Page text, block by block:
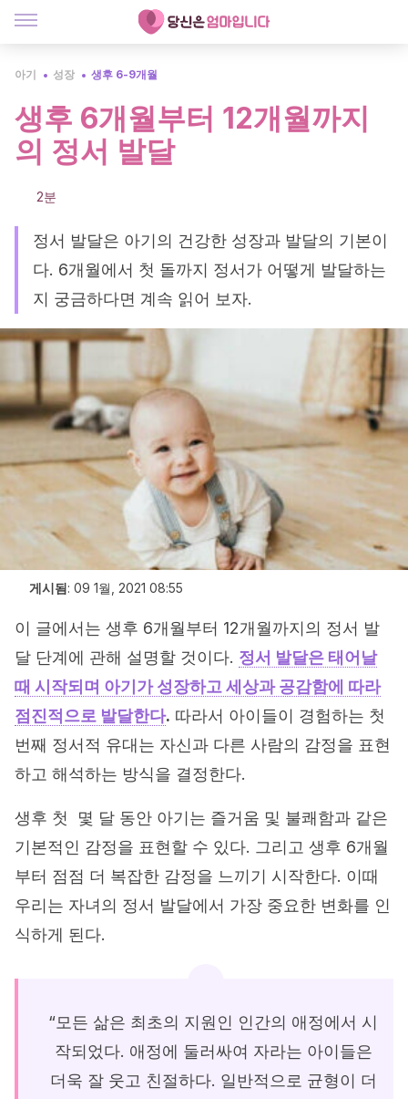
아기 성장 생후 6-9개월
생후 6개월부터 12개월까지
의 정서 발달
2분
정서 발달은 아기의 건강한 성장과 발달의 기본이
다. 6개월에서 첫 돌까지 정서가 어떻게 발달하는
지 궁금하다면 계속 읽어 보자.
게시됨: 09 1월, 2021 08:55
이 글에서는 생후 6개월부터 12개월까지의 정서 발
달 단계에 관해 설명할 것이다. 정서 발달은 태어날
때 시작되며 아기가 성장하고 세상과 공감함에 따라
점진적으로 발달한다. 따라서 아이들이 경험하는 첫
번째 정서적 유대는 자신과 다른 사람의 감정을 표현
하고 해석하는 방식을 결정한다.
생후 첫 몇 달 동안 아기는 즐거움 및 불쾌함과 같은
기본적인 감정을 표현할 수 있다. 그리고 생후 6개월
부터 점점 더 복잡한 감정을 느끼기 시작한다. 이때
우리는 자녀의 정서 발달에서 가장 중요한 변화를 인
식하게 된다.
“모든 삶은 최초의 지원인 인간의 애정에서 시
작되었다. 애정에 둘러싸여 자라는 아이들은
더욱 잘 웃고 친절하다. 일반적으로 균형이 더